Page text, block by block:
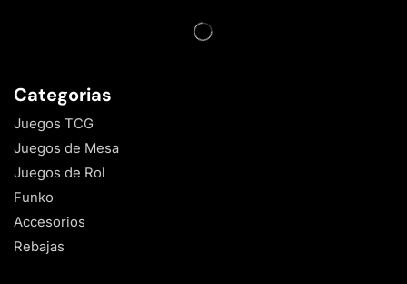
Categorias
Juegos TCG
Juegos de Mesa
Juegos de Rol
Funko
Accesorios
Rebajas